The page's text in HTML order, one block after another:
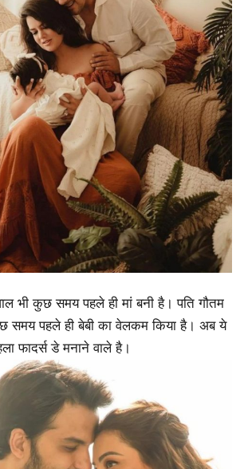
भी कुछ समय पहले ही मां बनी है। पति गौतम
समय पहले ही बेबी का वेलकम किया है। अब ये
फादर्स डे मनाने वाले है।